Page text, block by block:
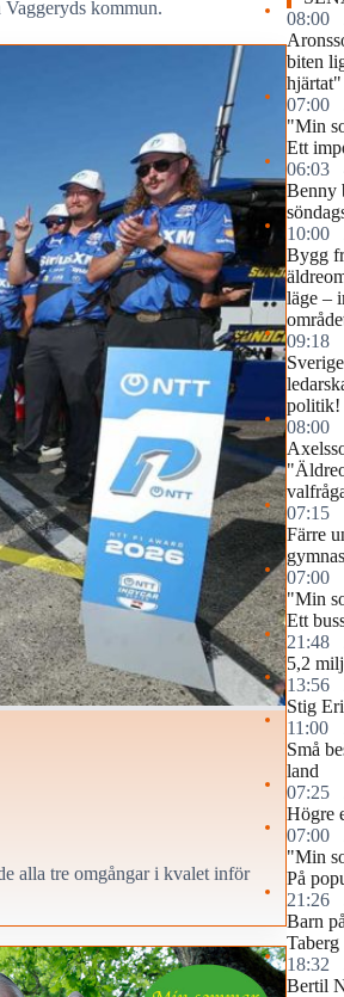
kommun.
alla tre omgångar i kvalet inför
08:00
biten
hjärtat"
07:00
"Min
Ett
06:03
Benny
10:00
Bygg
läge –
09:18
politik!
08:00
07:15
Färre
07:00
"Min
Ett
21:48
5,2
13:56
Stig
11:00
Små
land
07:25
Högre
07:00
"Min
På
21:26
Barn
Taberg
18:32
Bertil